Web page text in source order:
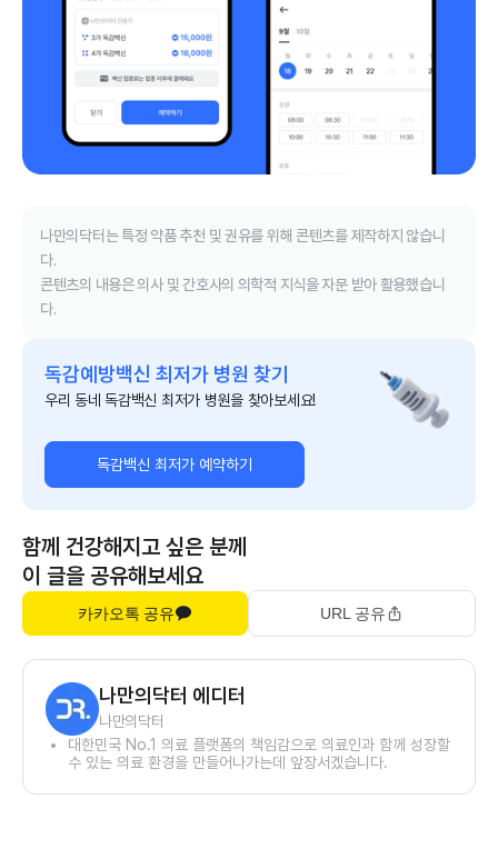
나만의닥터는 특정 약품 추천 및 권유를 위해 콘텐츠를 제작하지 않습니
다.
콘텐츠의 내용은 의사 및 간호사의 의학적 지식을 자문 받아 활용했습니
다.
독감예방백신 최저가 병원 찾기
우리 동네 독감백신 최저가 병원을 찾아보세요!
독감백신 최저가 예약하기
함께 건강해지고 싶은 분께
이 글을 공유해보세요
카카오톡 공유 URL 공유
나만의닥터 에디터
나만의닥터
대한민국 No.1 의료 플랫폼의 책임감으로 의료인과 함께 성장할
수 있는 의료 환경을 만들어나가는데 앞장서겠습니다.